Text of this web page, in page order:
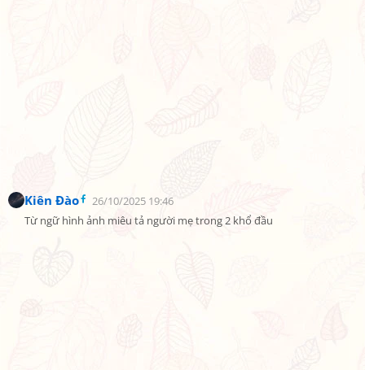
Kiên Đào
26/10/2025 19:46
Từ ngữ hình ảnh miêu tả người mẹ trong 2 khổ đầu